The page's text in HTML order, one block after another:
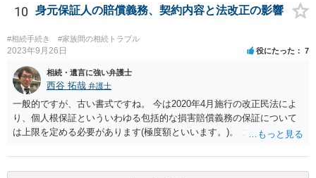
益がないと考えている可能性もあると思いますので、そのあたりも含
めて、弁護士見解を確認等するためによく打ち合わせた方がよいと思
います。単に面倒臭いということで書面提出をしないということであ
れば、当該弁護士との委任関係を修了した上で、貴方のほうで書面提
出することを検討なさった方がよいでしょう。
10 身元保証人の賠償義務、契約内容と法改正の影響
#相続手続き #家族間の相続トラブル
2023年9月26日 役にたった 7
相続・遺言に強い弁護士
西谷 拓哉 弁護士
一般的ですが、古い書式ですね。 今は2020年4月施行の改正民法によ
り、個人根保証といういわゆる包括的な損害賠償義務の保証について
は上限を定める必要があります(極度額といいます。)。 この書式にサ
り、会社側は請求できない可能性が高そうです。